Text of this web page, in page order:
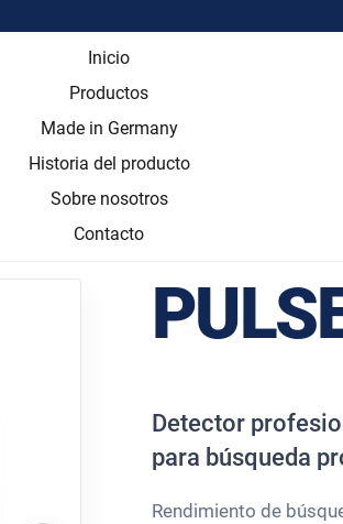
Inicio
Productos
Made in Germany
Historia del producto
Sobre nosotros
Contacto
Detector
para búsqueda
Rendimiento de